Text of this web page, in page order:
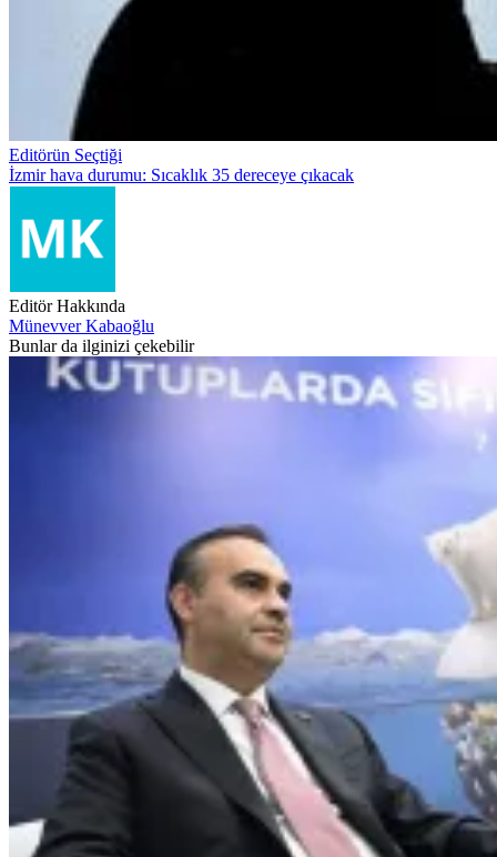
Editörün Seçtiği
İzmir hava durumu: Sıcaklık 35 dereceye çıkacak
Editör Hakkında
Münevver Kabaoğlu
Bunlar da ilginizi çekebilir